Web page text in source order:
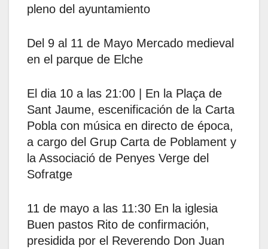
pleno del ayuntamiento
Del 9 al 11 de Mayo Mercado medieval
en el parque de Elche
El dia 10 a las 21:00 | En la Plaça de
Sant Jaume, escenificación de la Carta
Pobla con música en directo de época,
a cargo del Grup Carta de Poblament y
la Associació de Penyes Verge del
Sofratge
11 de mayo a las 11:30 En la iglesia
Buen pastos Rito de confirmación,
presidida por el Reverendo Don Juan